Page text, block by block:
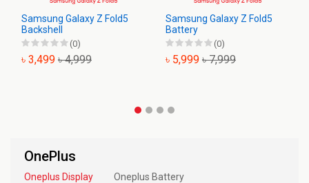
Samsung Galaxy Z Fold5
Backshell
(0)
৳ 3,499 ৳ 4,999
Samsung Galaxy Z Fold5
Battery
(0)
৳ 5,999 ৳ 7,999
OnePlus
Oneplus Display
Oneplus Battery